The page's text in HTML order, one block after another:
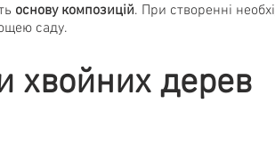
основу композицій. При створенні
саду.
хвойних дерев